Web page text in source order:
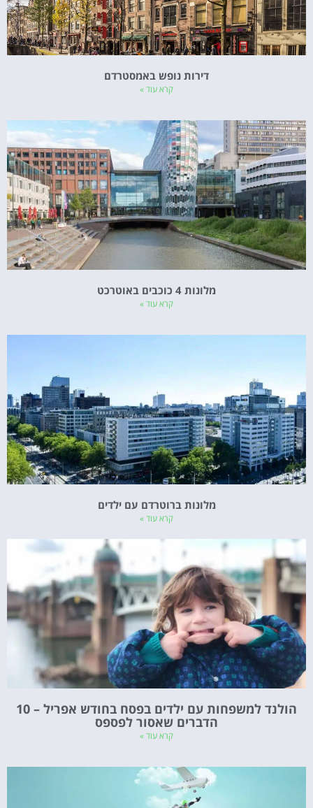
דירות נופש באמסטרדם
קרא עוד »
מלונות 4 כוכבים באוטרכט
קרא עוד »
מלונות ברוטרדם עם ילדים
קרא עוד »
הולנד למשפחות עם ילדים בפסח בחודש אפריל – 10
הדברים שאסור לפספס
קרא עוד »